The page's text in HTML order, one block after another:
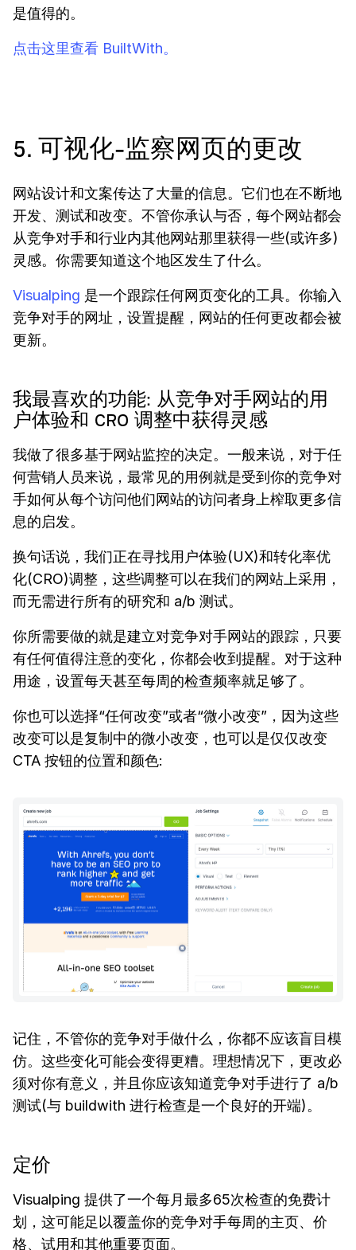
是值得的。
点击这里查看 BuiltWith。
5. 可视化-监察网页的更改
网站设计和文案传达了大量的信息。它们也在不断地
开发、测试和改变。不管你承认与否，每个网站都会
从竞争对手和行业内其他网站那里获得一些(或许多)
灵感。你需要知道这个地区发生了什么。
Visualping 是一个跟踪任何网页变化的工具。你输入
竞争对手的网址，设置提醒，网站的任何更改都会被
更新。
我最喜欢的功能: 从竞争对手网站的用
户体验和 CRO 调整中获得灵感
我做了很多基于网站监控的决定。一般来说，对于任
何营销人员来说，最常见的用例就是受到你的竞争对
手如何从每个访问他们网站的访问者身上榨取更多信
息的启发。
换句话说，我们正在寻找用户体验(UX)和转化率优
化(CRO)调整，这些调整可以在我们的网站上采用，
而无需进行所有的研究和 a/b 测试。
你所需要做的就是建立对竞争对手网站的跟踪，只要
有任何值得注意的变化，你都会收到提醒。对于这种
用途，设置每天甚至每周的检查频率就足够了。
你也可以选择“任何改变”或者“微小改变”，因为这些
改变可以是复制中的微小改变，也可以是仅仅改变
CTA 按钮的位置和颜色:
记住，不管你的竞争对手做什么，你都不应该盲目模
仿。这些变化可能会变得更糟。理想情况下，更改必
须对你有意义，并且你应该知道竞争对手进行了 a/b
测试(与 buildwith 进行检查是一个良好的开端)。
定价
Visualping 提供了一个每月最多65次检查的免费计
划，这可能足以覆盖你的竞争对手每周的主页、价
格、试用和其他重要页面。